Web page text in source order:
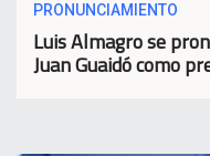
PRONUNCIAMIENTO
Luis Almagro se
Juan Guaidó como